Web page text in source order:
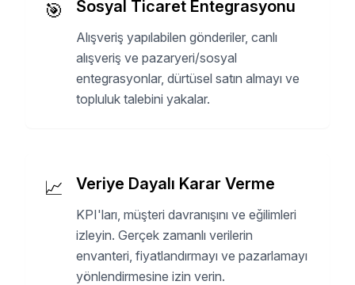
🎯 Sosyal Ticaret Entegrasyonu
Alışveriş yapılabilen gönderiler, canlı
alışveriş ve pazaryeri/sosyal
entegrasyonlar, dürtüsel satın almayı ve
topluluk talebini yakalar.
📈 Veriye Dayalı Karar Verme
KPI'ları, müşteri davranışını ve eğilimleri
izleyin. Gerçek zamanlı verilerin
envanteri, fiyatlandırmayı ve pazarlamayı
yönlendirmesine izin verin.